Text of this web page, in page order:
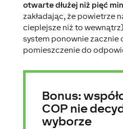
otwarte dłużej niż pięć
zakładając, że powietrze
cieplejsze niż to
system ponownie zacznie
pomieszczenie do
Bonus:
COP nie
wyborze